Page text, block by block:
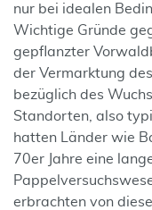
nur bei idealen
Wichtige Gründe
gepflanzter
der Vermarktung
bezüglich des
Standorten, also
hatten Länder wie
70er Jahre eine
erbrachten von